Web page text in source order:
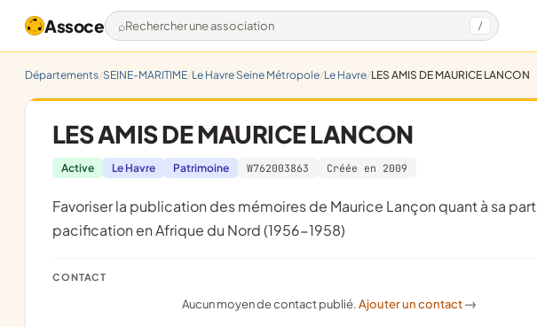
Assoce Rechercher une association /
Départements SEINE-MARITIME Le Havre Seine Métropole Le Havre LES AMIS DE MAURICE LANCON
LES AMIS DE MAURICE LANCON
Active Le Havre Patrimoine W762003863 Créée en 2009
favoriser la publication des mémoires de Maurice Lançon quant à sa participation au contingent français pour la
pacification en Afrique du Nord (1956-1958)
CONTACT
Aucun moyen de contact publié.Ajouter un contact ->